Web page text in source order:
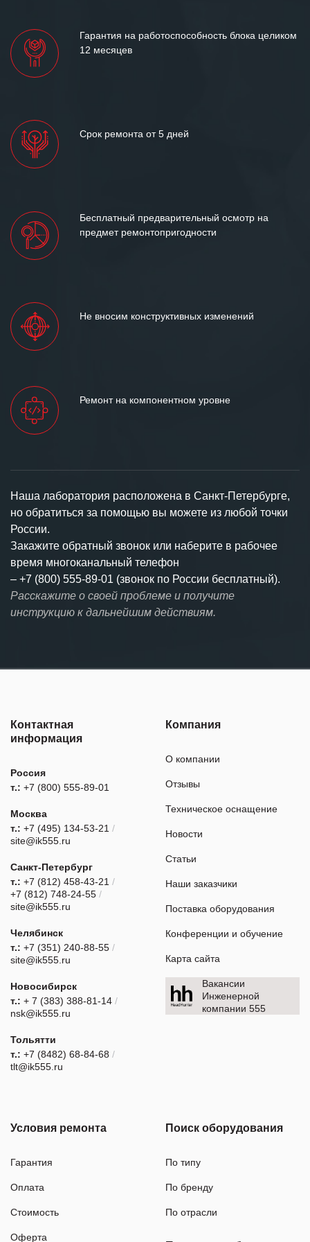
Гарантия на работоспособность блока целиком
12 месяцев
Срок ремонта от 5 дней
Бесплатный предварительный осмотр на
предмет ремонтопригодности
Не вносим конструктивных изменений
Ремонт на компонентном уровне
Наша лаборатория расположена в Санкт-Петербурге,
но обратиться за помощью вы можете из любой точки
России.
Закажите обратный звонок или наберите в рабочее
время многоканальный телефон
– +7 (800) 555-89-01 (звонок по России бесплатный).
Расскажите о своей проблеме и получите
инструкцию к дальнейшим действиям.
Контактная
информация
Россия
т.: +7 (800) 555-89-01
Москва
т.: +7 (495) 134-53-21 /
site@ik555.ru
Санкт-Петербург
т.: +7 (812) 458-43-21 /
+7 (812) 748-24-55 /
site@ik555.ru
Челябинск
т.: +7 (351) 240-88-55 /
site@ik555.ru
Новосибирск
т.: + 7 (383) 388-81-14 /
nsk@ik555.ru
Тольятти
т.: +7 (8482) 68-84-68 /
tlt@ik555.ru
Компания
О компании
Отзывы
Техническое оснащение
Новости
Статьи
Наши заказчики
Поставка оборудования
Конференции и обучение
Карта сайта
Вакансии
Инженерной
компании 555
Условия ремонта
Гарантия
Оплата
Стоимость
Оферта
Поиск оборудования
По типу
По бренду
По отрасли